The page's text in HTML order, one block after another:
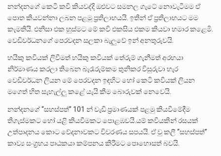
නන්දනගේ කෙටි කවි කියවද්දි ඔළුවට සමනල ගැටේ නොවැටීමම ඒ
පොත කියවන්නා ලබන පළමු ප්‍රතිලාභයයි. ඉතින් ඒ ප්‍රතිලාභයට මම
කැමතියි. එනිසා එක හුස්මට මේ කවි එකසිය එකම කියවා හමාර කළෙමි.
වෙඩිවර්ධනගේ පෙරවදන සලකා බැලුවේ ඉන් අනතුරුවයි.
හයිකු කවියක් ලිවීමත් හයිකු කවියක් තේරුම් ගැනීමත් අරභයා
නිර්මාණය කරලා තිබෙන බැරෑරුම්කම තුනිකර විසුරුවා හැර
වෙඩිවර්ධන ලියන මේ පෙරවදන ඉඳහිට හෝ කෙටි කවියක් ලියන
මගෙත් හිත සැහැල්ලු කළේ යැයි කීම බොරුවක් නෙවෙයි.
නන්දනගේ “සහස්පත්” 101 න් වැඩි ප්‍රමාණයක් පළමු කියවීමේදීම
තිගැස්මකට හෝ යළි කියවීමකට පොළඹවයි.යම් කවියකින් රසයක්
උත්පාදනය කොට වේදනාවකට විවරණය සපයයි. ඒ වු කලී “සහස්පත්”
කාව්‍ය සංග්‍රහය පාඨකයා කම්පනය කිරීමට පොහොසත් බවයි.